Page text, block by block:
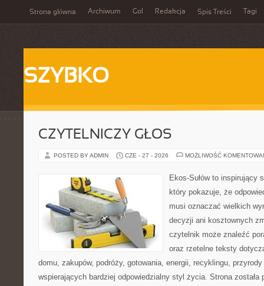
Strona główna Archiwum Gol Redakcja Spis Treści Tagi
SZYBKO
CZYTELNICZY GŁOS
POSTED BY ADMIN CZE - 27 - 2026 MOŻLIWOŚĆ
Ekos-Sułów to inspirujący
który pokazuje, że
musi oznaczać wielkich
decyzji ani kosztownych
czytelnik może znaleźć
oraz rzetelne teksty
domu, zakupów, podróży, gotowania, energii, recyklingu,
wspierających bardziej odpowiedzialny styl życia. Strona została